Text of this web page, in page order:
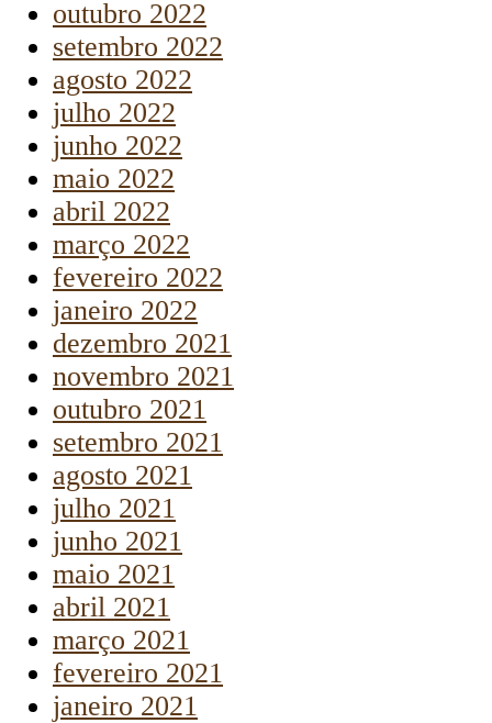
outubro 2022
setembro 2022
agosto 2022
julho 2022
junho 2022
maio 2022
abril 2022
março 2022
fevereiro 2022
janeiro 2022
dezembro 2021
novembro 2021
outubro 2021
setembro 2021
agosto 2021
julho 2021
junho 2021
maio 2021
abril 2021
março 2021
fevereiro 2021
janeiro 2021